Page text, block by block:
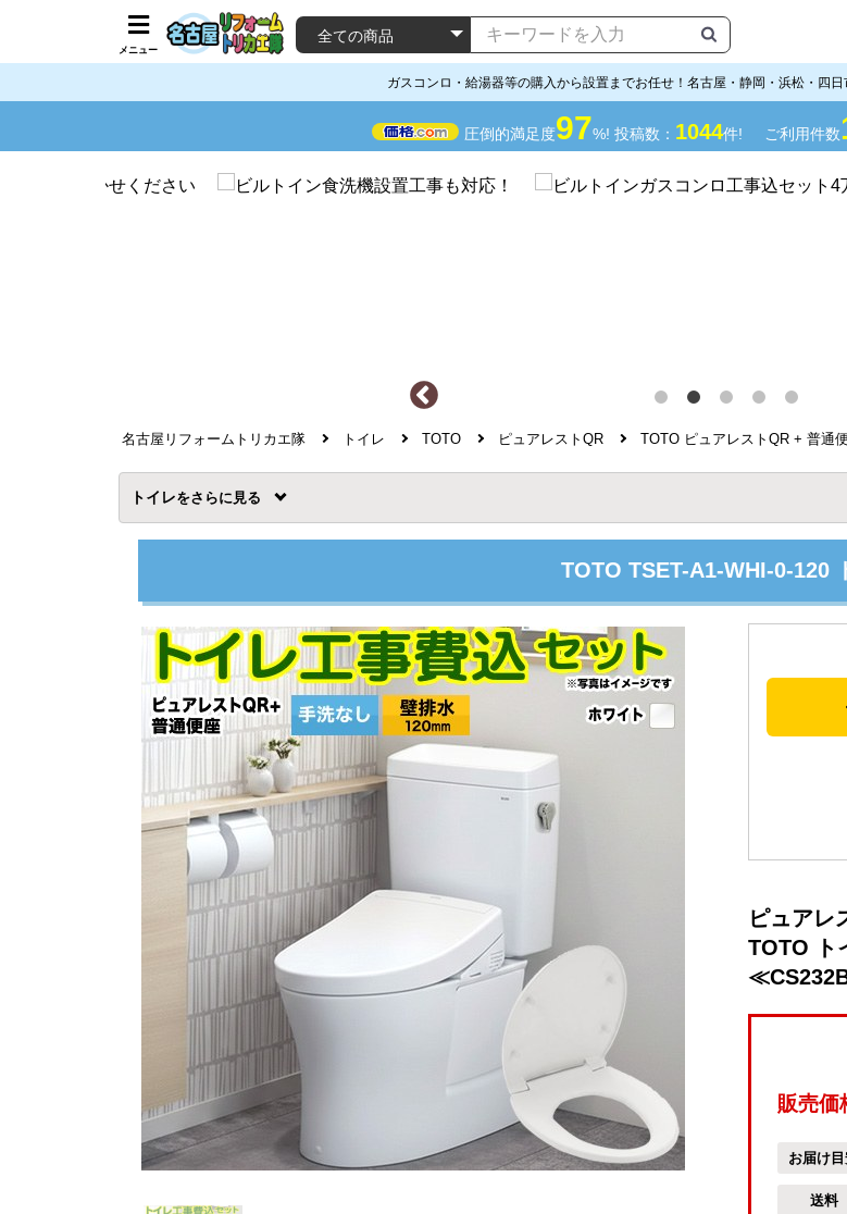
メニュー
ガスコンロ・給湯器等の購入から設置までお任せ！名古屋・静岡・浜松・四
圧倒的満足度97%! 投稿数： 1044件! ご利用件数
名古屋リフォームトリカエ隊 トイレ TOTO ピュアレストQR TOTO ピュアレストQR + 普通
トイレを
TOTO TSET-A1-WHI-0-120
ピュアレ
TOTO ト
販売価
お届け
送料